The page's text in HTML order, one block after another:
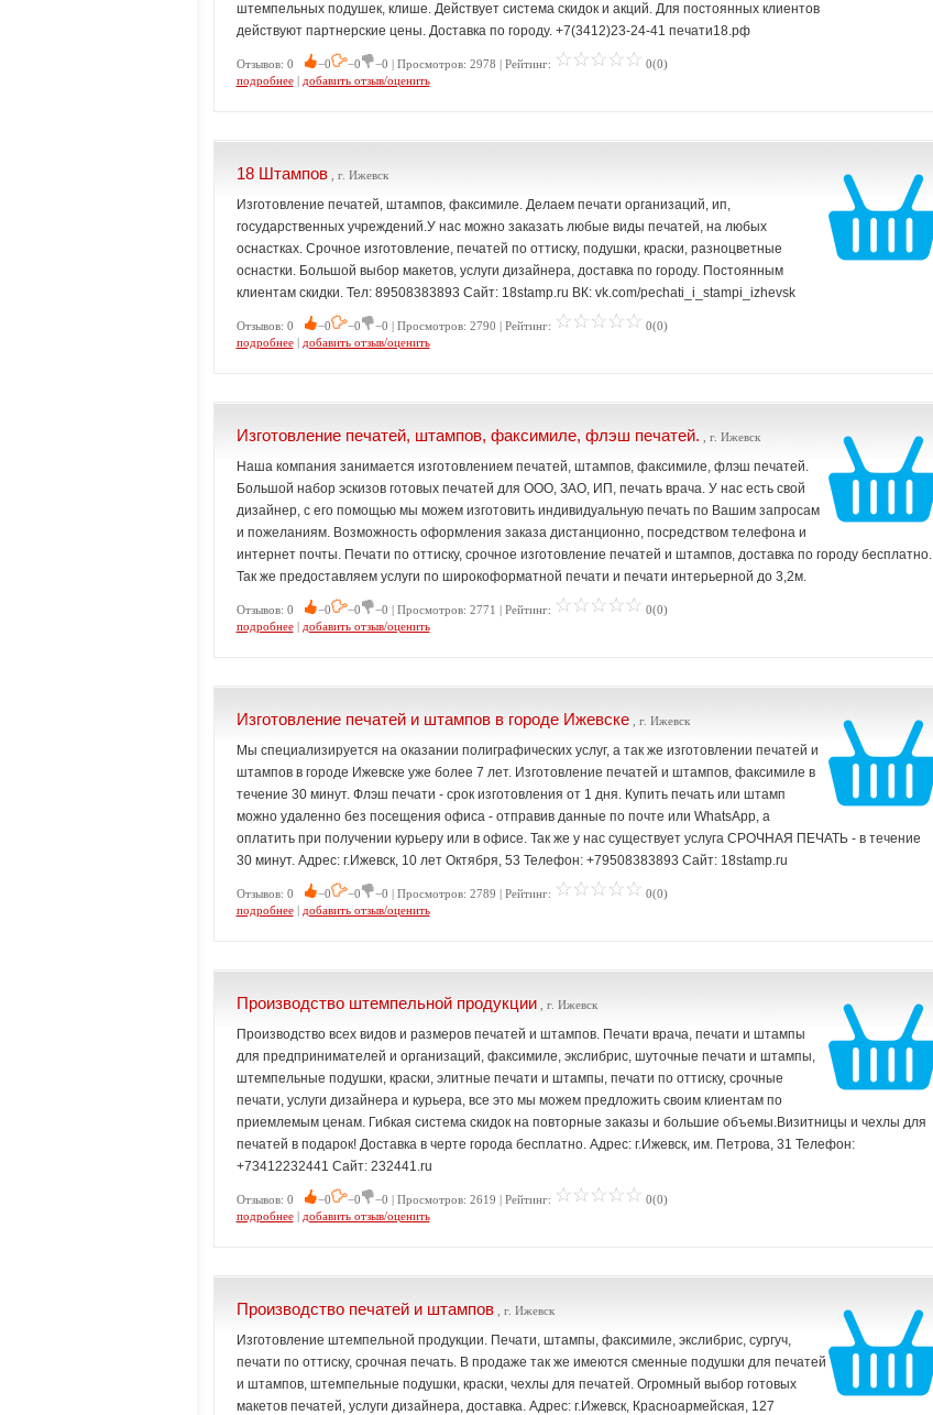
штемпельных подушек, клише. Действует система скидок и акций. Для постоянных клиентов
действуют партнерские цены. Доставка по городу. +7(3412)23-24-41 печати18.рф
Отзывов: 0 −0 −0 −0 | Просмотров: 2978 | Рейтинг:
0(0)
подробнее| добавить отзыв/оценить
18 Штампов, г. Ижевск
Изготовление печатей, штампов, факсимиле. Делаем печати организаций, ип,
государственных учреждений.У нас можно заказать любые виды печатей, на любых
оснастках. Срочное изготовление, печатей по оттиску, подушки, краски, разноцветные
оснастки. Большой выбор макетов, услуги дизайнера, доставка по городу. Постоянным
клиентам скидки. Тел: 89508383893 Сайт: 18stamp.ru ВК: vk.com/pechati_i_stampi_izhevsk
Отзывов: 0 −0 −0 −0 | Просмотров: 2790 | Рейтинг:
0(0)
подробнее| добавить отзыв/оценить
Изготовление печатей, штампов, факсимиле, флэш печатей. , г. Ижевск
Наша компания занимается изготовлением печатей, штампов, факсимиле, флэш печатей.
Большой набор эскизов готовых печатей для ООО, ЗАО, ИП, печать врача. У нас есть свой
дизайнер, с его помощью мы можем изготовить индивидуальную печать по Вашим запросам
и пожеланиям. Возможность оформления заказа дистанционно, посредством телефона и
интернет почты. Печати по оттиску, срочное изготовление печатей и штампов, доставка по городу бесплатно.
Так же предоставляем услуги по широкоформатной печати и печати интерьерной до 3,2м.
Отзывов: 0 −0 −0 −0 | Просмотров: 2771 | Рейтинг:
0(0)
подробнее| добавить отзыв/оценить
Изготовление печатей и штампов в городе Ижевске, г. Ижевск
Мы специализируется на оказании полиграфических услуг, а так же изготовлении печатей и
штампов в городе Ижевске уже более 7 лет. Изготовление печатей и штампов, факсимиле в
течение 30 минут. Флэш печати - срок изготовления от 1 дня. Купить печать или штамп
можно удаленно без посещения офиса - отправив данные по почте или WhatsApp, а
оплатить при получении курьеру или в офисе. Так же у нас существует услуга СРОЧНАЯ ПЕЧАТЬ - в течение
30 минут. Адрес: г.Ижевск, 10 лет Октября, 53 Телефон: +79508383893 Сайт: 18stamp.ru
Отзывов: 0 −0 −0 −0 | Просмотров: 2789 | Рейтинг:
0(0)
подробнее| добавить отзыв/оценить
Производство штемпельной продукции, г. Ижевск
Производство всех видов и размеров печатей и штампов. Печати врача, печати и штампы
для предпринимателей и организаций, факсимиле, экслибрис, шуточные печати и штампы,
штемпельные подушки, краски, элитные печати и штампы, печати по оттиску, срочные
печати, услуги дизайнера и курьера, все это мы можем предложить своим клиентам по
приемлемым ценам. Гибкая система скидок на повторные заказы и большие объемы.Визитницы и чехлы для
печатей в подарок! Доставка в черте города бесплатно. Адрес: г.Ижевск, им. Петрова, 31 Телефон:
+73412232441 Сайт: 232441.ru
Отзывов: 0 −0 −0 −0 | Просмотров: 2619 | Рейтинг:
0(0)
подробнее| добавить отзыв/оценить
Производство печатей и штампов, г. Ижевск
Изготовление штемпельной продукции. Печати, штампы, факсимиле, экслибрис, сургуч,
печати по оттиску, срочная печать. В продаже так же имеются сменные подушки для печатей
и штампов, штемпельные подушки, краски, чехлы для печатей. Огромный выбор готовых
макетов печатей, услуги дизайнера, доставка. Адрес: г.Ижевск, Красноармейская, 127